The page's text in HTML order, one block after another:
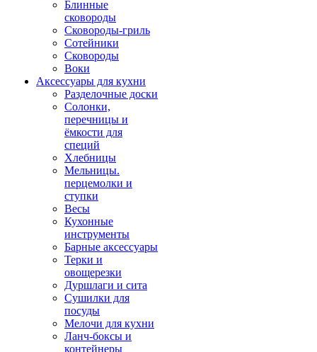
Блинные
сковороды
Сковороды-гриль
Сотейники
Сковороды
Воки
Аксессуары для кухни
Разделочные доски
Солонки,
перечницы и
ёмкости для
специй
Хлебницы
Мельницы.
перцемолки и
ступки
Весы
Кухонные
инструменты
Барные аксессуары
Терки и
овощерезки
Дуршлаги и сита
Сушилки для
посуды
Мелочи для кухни
Ланч-боксы и
контейнеры